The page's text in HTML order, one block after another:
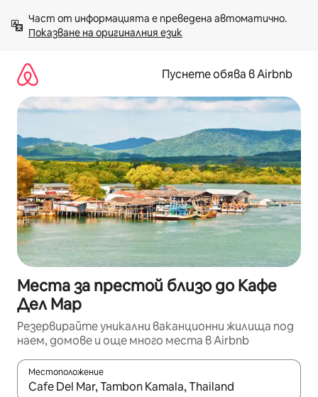
към
съдържанието
Показване на оригиналния език
Пуснете обява в Airbnb
Места за престой близо до Кафе
Дел Мар
Резервирайте уникални ваканционни жилища под
наем, домове и още много места в Airbnb
Местоположение
Когато резултатите се покажат, използвайте